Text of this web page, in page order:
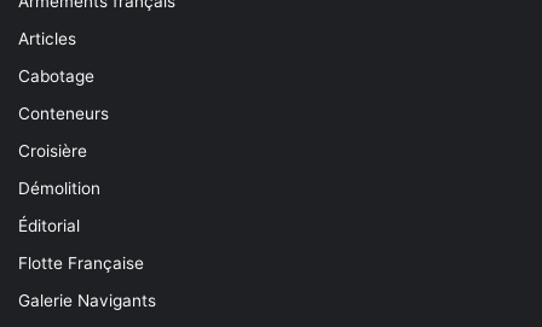
Articles
Cabotage
Conteneurs
Croisière
Démolition
Éditorial
Flotte Française
Galerie Navigants